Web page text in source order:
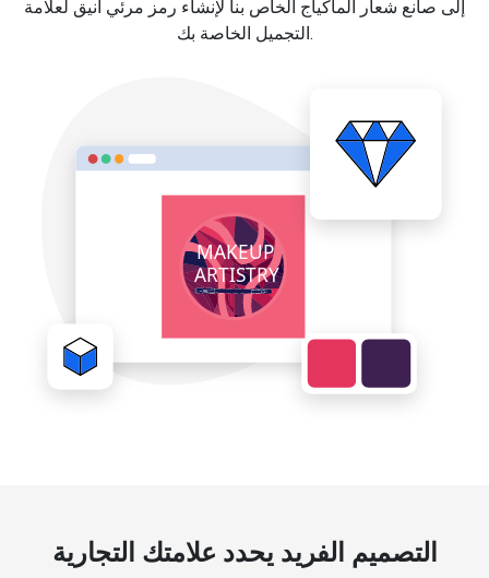
إلى صانع شعار الماكياج الخاص بنا لإنشاء رمز مرئي أنيق لعلامة
التجميل الخاصة بك.
التصميم الفريد يحدد علامتك التجارية